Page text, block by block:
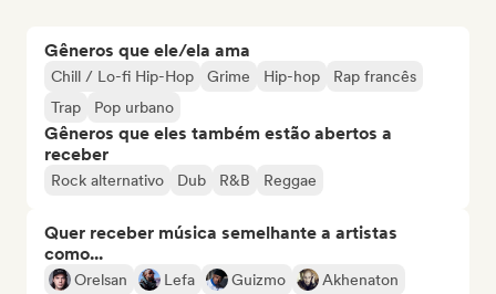
Gêneros que ele/ela ama
Chill / Lo-fi Hip-Hop Grime Hip-hop
Rap francês
Trap
Pop urbano
Gêneros que eles também estão abertos a
receber
Rock alternativo Dub R&B Reggae
Quer receber música semelhante a artistas
como...
Orelsan Lefa Guizmo
Akhenaton